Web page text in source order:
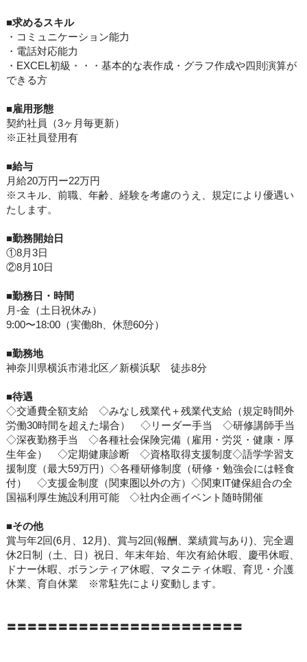
■求めるスキル
・コミュニケーション能力
・電話対応能力
・EXCEL初級・・・基本的な表作成・グラフ作成や四則演算が
できる方
■雇用形態
契約社員（3ヶ月毎更新）
※正社員登用有
■給与
月給20万円ー22万円
※スキル、前職、年齢、経験を考慮のうえ、規定により優遇い
たします。
■勤務開始日
①8月3日
②8月10日
■勤務日・時間
月-金（土日祝休み）
9:00〜18:00（実働8h、休憩60分）
■勤務地
神奈川県横浜市港北区／新横浜駅 徒歩8分
■待遇
◇交通費全額支給 ◇みなし残業代＋残業代支給（規定時間外
労働30時間を超えた場合） ◇リーダー手当 ◇研修講師手当
◇深夜勤務手当 ◇各種社会保険完備（雇用・労災・健康・厚
生年金） ◇定期健康診断 ◇資格取得支援制度◇語学学習支
援制度（最大59万円）◇各種研修制度（研修・勉強会には軽食
付） ◇支援金制度（関東圏以外の方）◇関東IT健保組合の全
国福利厚生施設利用可能 ◇社内企画イベント随時開催
■その他
賞与年2回(6月、12月)、賞与2回(報酬、業績賞与あり)、完全週
休2日制（土、日）祝日、年末年始、年次有給休暇、慶弔休暇、
ドナー休暇、ボランティア休暇、マタニティ休暇、育児・介護
休業、育自休業 ※常駐先により変動します。
〓〓〓〓〓〓〓〓〓〓〓〓〓〓〓〓〓〓〓〓〓〓〓